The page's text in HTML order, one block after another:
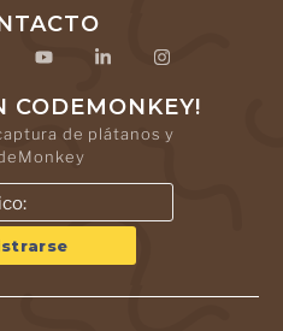
CODEMONKEY!
de plátanos y